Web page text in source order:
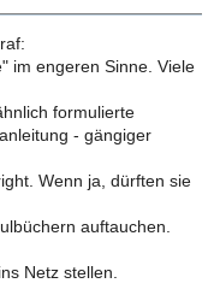
im engeren Sinne. Viele
formulierte
- gängiger
Wenn ja, dürften sie
auftauchen.
Netz stellen.